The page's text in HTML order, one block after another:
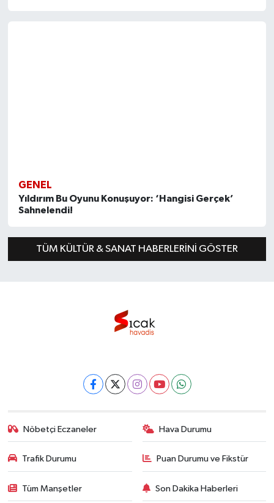
GENEL
Yıldırım Bu Oyunu Konuşuyor: ‘Hangisi Gerçek’
Sahnelendi!
TÜM KÜLTÜR & SANAT HABERLERINI GÖSTER
Nöbetçi Eczaneler Hava Durumu
Trafik Durumu Puan Durumu ve Fikstür
Tüm Manşetler Son Dakika Haberleri